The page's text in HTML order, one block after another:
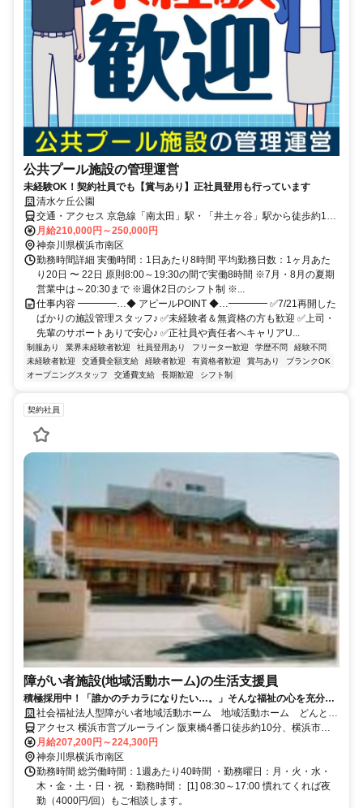
公共プール施設の管理運営
未経験OK！契約社員でも【賞与あり】正社員登用も行っています
清水ケ丘公園
交通・アクセス 京急線「南太田」駅・「井土ヶ谷」駅から徒歩約15
分、横須賀線「保土ヶ谷」駅から徒歩約17分、横浜市営地下鉄「蒔
田」駅から 徒歩約20分
月給210,000円～250,000円
神奈川県横浜市南区
勤務時間詳細 実働時間：1日あたり8時間 平均勤務日数：1ヶ月あた
り20日 〜 22日 原則8:00～19:30の間で実働8時間 ※7月・8月の夏期
営業中は～20:30まで ※週休2日のシフト制 ※...
仕事内容 ━━━━…◆ アピールPOINT ◆…━━━━ ✅7/21再開した
ばかりの施設管理スタッフ♪ ✅未経験者＆無資格の方も歓迎 ✅上司・
先輩のサポートありで安心♪ ✅正社員や責任者へキャリアU...
制服あり 業界未経験者歓迎 社員登用あり フリーター歓迎 学歴不問
経験不問
未経験者歓迎
交通費全額支給 経験者歓迎 有資格者歓迎 賞与あり
ブランクOK
オープニングスタッフ
交通費支給 長期歓迎 シフト制
契約社員
障がい者施設(地域活動ホーム)の生活支援員
積極採用中！「誰かのチカラになりたい…。」そんな福祉の心を充分に
活かせる生活支援員募集。
社会福祉法人型障がい者地域活動ホーム 地域活動ホーム どんとこ
い・みなみ
アクセス 横浜市営ブルーライン 阪東橋4番口徒歩約10分、横浜市営
ブルーライン 吉野町1番口徒歩約12分、京急本線 黄金町徒歩約14分
月給207,200円～224,300円
神奈川県横浜市南区
勤務時間 総労働時間：1週あたり40時間 ・勤務曜日：月・火・水・
木・金・土・日・祝 ・勤務時間： [1] 08:30～17:00 慣れてくれば夜
勤（4000円/回）もご相談します。